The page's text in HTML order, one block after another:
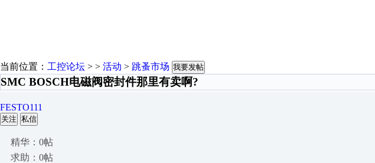
当前位置： 工控论坛 > > 活动 > 跳蚤市场 我要发帖
SMC BOSCH电磁阀密封件那里有卖啊?
FESTO111
关注 私信
精华：0帖
求助：0帖